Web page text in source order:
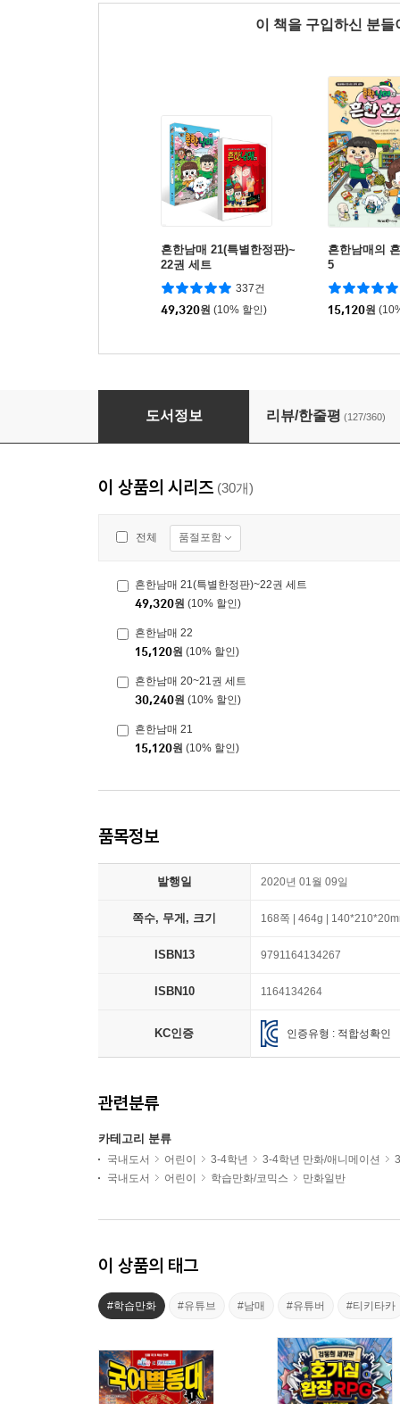
이 책을 구입하신 분
흔한남매 21(특별한정판)~
22권 세트
337건
49,320원 (10% 할인)
흔한남매의
5
15,120원
흔한남매 3
도서정보 리뷰/한줄평 (127/360)
이 상품의 시리즈 (30개)
전체 품절포함
흔한남매 21(특별한정판)~22권 세트
49,320원 (10% 할인)
흔한남매 22
15,120원 (10% 할인)
흔한남매 20~21권 세트
30,240원 (10% 할인)
흔한남매 21
15,120원 (10% 할인)
품목정보
발행일 2020년 01월 09일
쪽수, 무게, 크기 168쪽 | 464g |
ISBN13 9791164134267
ISBN10 1164134264
KC인증 인증유형 : 적합성확인
관련분류
카테고리 분류
국내도서 어린이 3-4학년 3-4학년 만화/애니메이션
국내도서
어린이 학습만화/코믹스 만화일반
이 상품의 태그
#학습만화 #유튜브 #남매 #유튜버 #티키타카